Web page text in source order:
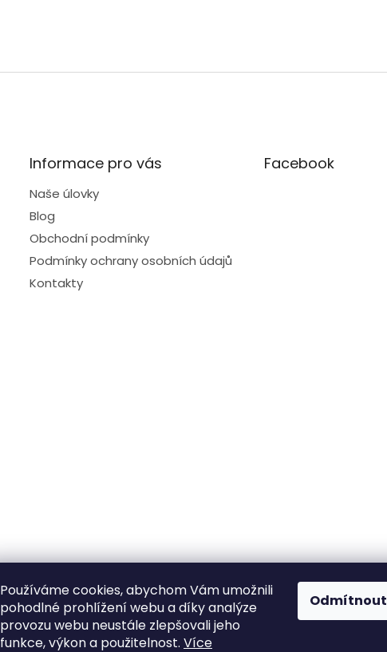
Používáme cookies, abychom Vám umožnili
pohodlné prohlížení webu a díky analýze
provozu webu neustále zlepšovali jeho
funkce, výkon a použitelnost. Více
Odmítnout
Informace pro vás
Naše úlovky
Blog
Obchodní podmínky
Podmínky ochrany osobních údajů
Kontakty
Facebook